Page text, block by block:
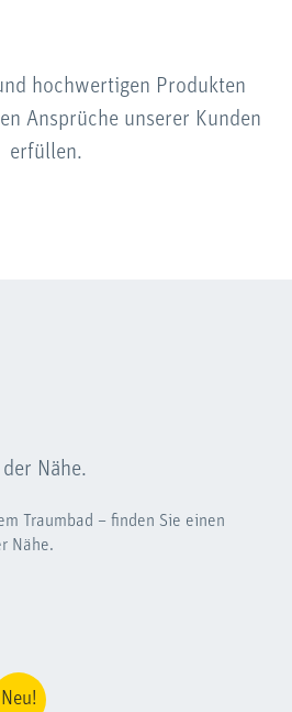
hochwertigen Produkten
Ansprüche unserer Kunden
erfüllen.
Nähe.
Traumbad – finden Sie einen
Nähe.
Neu!